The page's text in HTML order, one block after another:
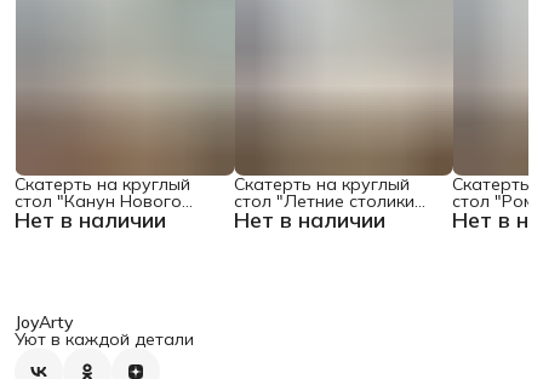
Нет в наличии
Скатерть на круглый
стол "Канун Нового
Года", 150х150 , серия Нет в наличии
Скатерть на круглый
стол "Летние столики
кафе", 150х150 Нет в
Скатерть
стол
поляне",
JoyArty
Уют в каждой детали